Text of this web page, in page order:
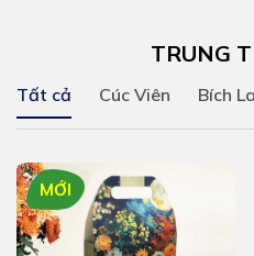
TRUNG
Tất cả Cúc Viên Bích
MỚI